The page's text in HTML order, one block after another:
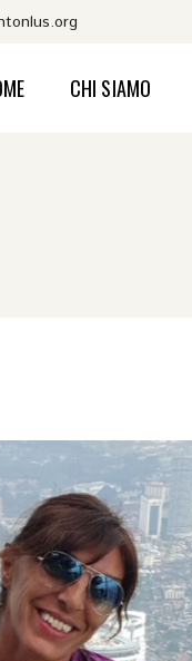
CHI SIAMO